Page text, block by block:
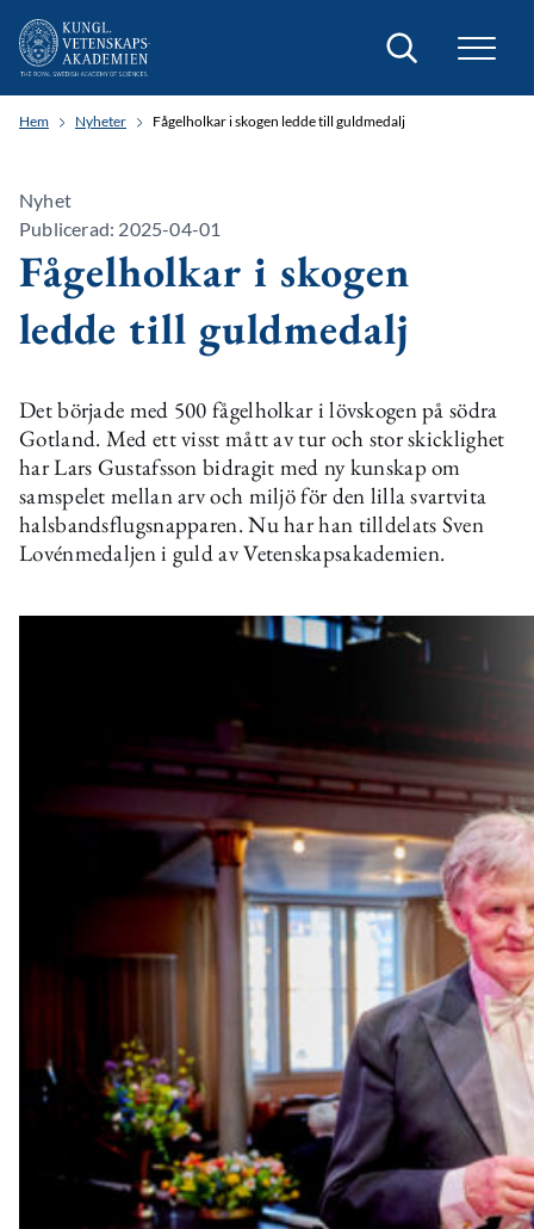
Sök
Hem Nyheter Fågelholkar i skogen ledde till guldmedalj
Nyhet
Publicerad: 2025-04-01
Fågelholkar i skogen
ledde till guldmedalj
Det började med 500 fågelholkar i lövskogen på södra
Gotland. Med ett visst mått av tur och stor skicklighet
har Lars Gustafsson bidragit med ny kunskap om
samspelet mellan arv och miljö för den lilla svartvita
halsbandsflugsnapparen. Nu har han tilldelats Sven
Lovénmedaljen i guld av Vetenskapsakademien.